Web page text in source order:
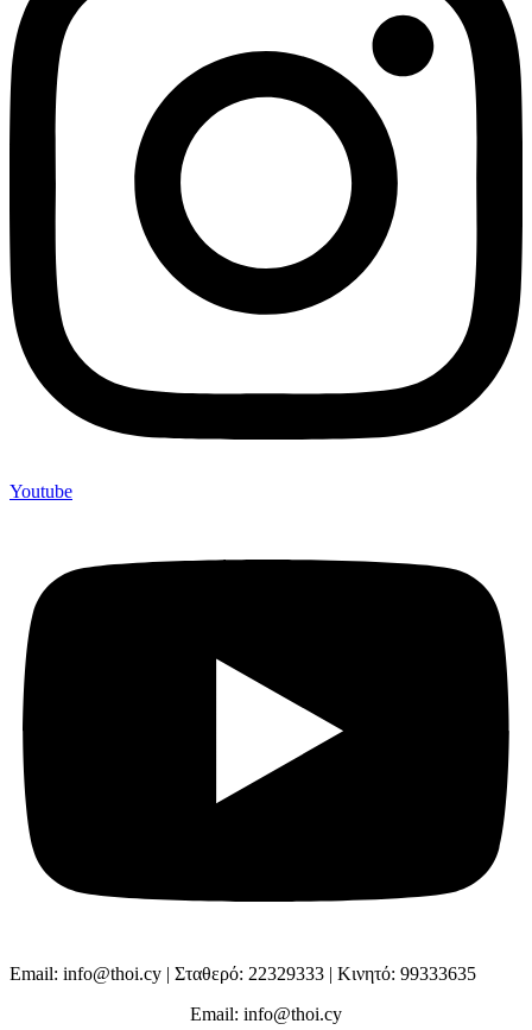
Youtube
Email: info@thoi.cy | Σταθερό: 22329333 | Κινητό: 99333635
Email: info@thoi.cy